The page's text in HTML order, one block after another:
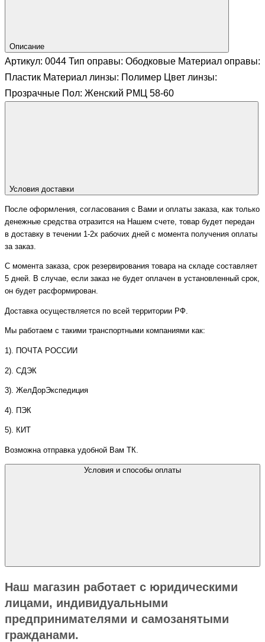
Описание
Артикул: 0044 Тип оправы: Ободковые Материал оправы:
Пластик Материал линзы: Полимер Цвет линзы:
Прозрачные Пол: Женский РМЦ 58-60
Условия доставки
После оформления, согласования с Вами и оплаты заказа, как только
денежные средства отразится на Нашем счете, товар будет передан
в доставку в течении 1-2х рабочих дней с момента получения оплаты
за заказ.
С момента заказа, срок резервирования товара на складе составляет
5 дней. В случае, если заказ не будет оплачен в установленный срок,
он будет расформирован.
Доставка осуществляется по всей территории РФ.
Мы работаем с такими транспортными компаниями как:
1). ПОЧТА РОССИИ
2). СДЭК
3). ЖелДорЭкспедиция
4). ПЭК
5). КИТ
Возможна отправка удобной Вам ТК.
Условия и способы оплаты
Наш магазин работает с юридическими
лицами, индивидуальными
предпринимателями и самозанятыми
гражданами.